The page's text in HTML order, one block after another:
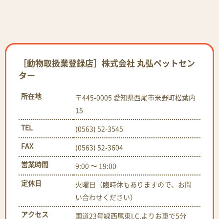
［動物取扱業登録店］株式会社 丸弘ペットセン
ター
所在地
〒445-0005 愛知県西尾市米野町松葉内
15
TEL
(0563) 52-3545
FAX
(0563) 52-3604
営業時間
9:00 〜 19:00
定休日
火曜日（臨時休もありますので、お問
い合わせください）
アクセス
国道23号線西尾東I.C.よりお車で5分